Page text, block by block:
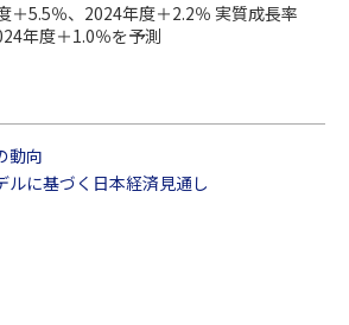
5.5％、2024年度＋2.2％ 実質成長率
年度＋1.0％を予測
動向
に基づく日本経済見通し